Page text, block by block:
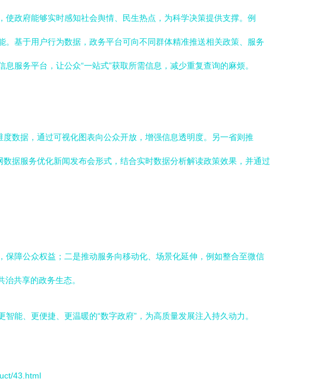
政府能够实时感知社会舆情、民生热点，为科学决策提供支撑。例
基于用户行为数据，政务平台可向不同群体精准推送相关政策、服务
服务平台，让公众“一站式”获取所需信息，减少重复查询的麻烦。
数据，通过可视化图表向公众开放，增强信息透明度。另一省则推
据服务优化新闻发布会形式，结合实时数据分析解读政策效果，并通过
障公众权益；二是推动服务向移动化、场景化延伸，例如整合至微信
共享的政务生态。
能、更便捷、更温暖的“数字政府”，为高质量发展注入持久动力。
43.html